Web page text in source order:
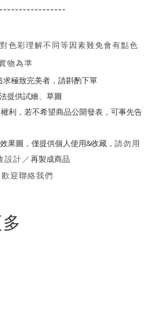
色彩理解不同 等因素難免會有點色
物為準
極致完美者，請斟酌下單
提供試繪、草圖
利，若不希望商品公開發表，可事先告
果圖，僅提供個人使用&收藏， 請勿用
設計／再製成商品
迎聯絡我們